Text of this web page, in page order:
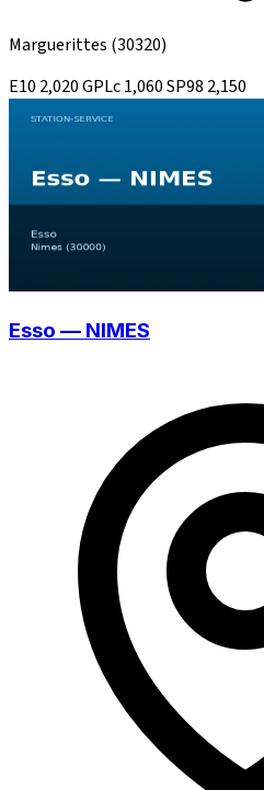
Marguerittes (30320)
E10 2,020GPLc1,060SP98 2,150
Esso — NIMES